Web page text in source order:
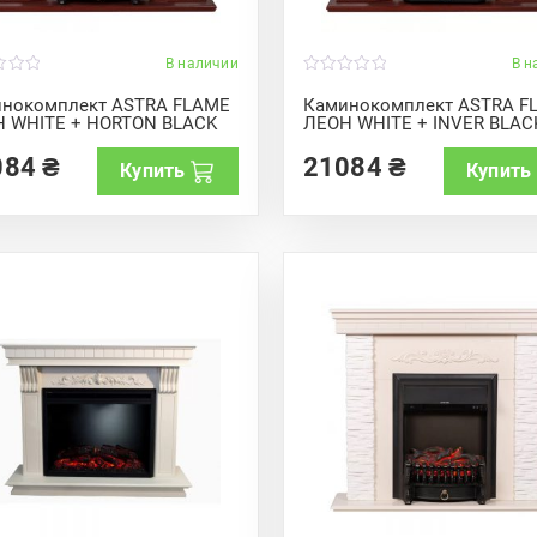
В наличии
ASTRA FLAME
+ HORTON BLACK
₴ Купить
В
Каминокомплект ASTRA
ЛЕОН WHITE + INVER
o
u
t
f
5
21084 ₴ Купить